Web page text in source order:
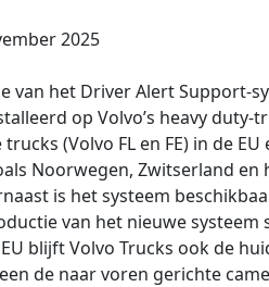
2025
van het Driver Alert Support-
op Volvo’s heavy duty-
(Volvo FL en FE) in de
Noorwegen, Zwitserland en
is het systeem
van het nieuwe systeem
blijft Volvo Trucks ook de
de naar voren gerichte